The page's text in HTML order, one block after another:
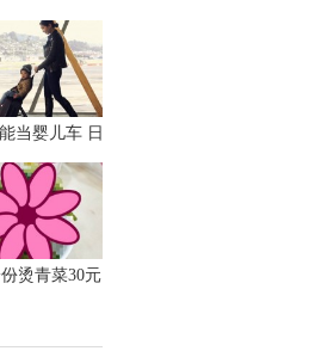
万
当婴儿车 日
烫青菜30元